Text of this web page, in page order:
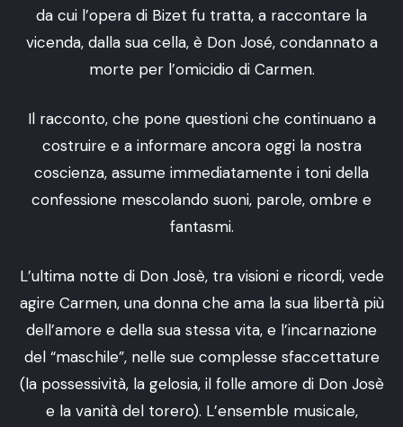
da cui l’opera di Bizet fu tratta, a raccontare la
vicenda, dalla sua cella, è Don José, condannato a
morte per l’omicidio di Carmen.
Il racconto, che pone questioni che continuano a
costruire e a informare ancora oggi la nostra
coscienza, assume immediatamente i toni della
confessione mescolando suoni, parole, ombre e
fantasmi.
L’ultima notte di Don Josè, tra visioni e ricordi, vede
agire Carmen, una donna che ama la sua libertà più
dell’amore e della sua stessa vita, e l’incarnazione
del “maschile”, nelle sue complesse sfaccettature
(la possessività, la gelosia, il folle amore di Don Josè
e la vanità del torero). L’ensemble musicale,